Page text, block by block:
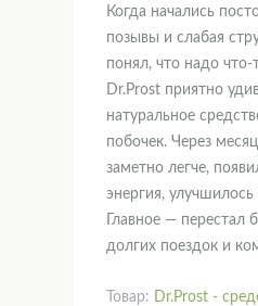
Когда начались
позывы и слабая
понял, что надо что-
Dr.Prost приятно
натуральное
побочек. Через
заметно легче,
энергия, улучшилось
Главное — перестал
долгих поездок и
Товар:
Dr.Prost -